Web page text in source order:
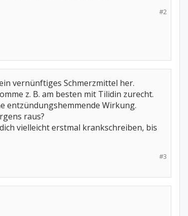
#2
vernünftiges Schmerzmittel her.
z. B. am besten mit Tilidin zurecht.
entzündungshemmende Wirkung.
raus?
vielleicht erstmal krankschreiben, bis
#3